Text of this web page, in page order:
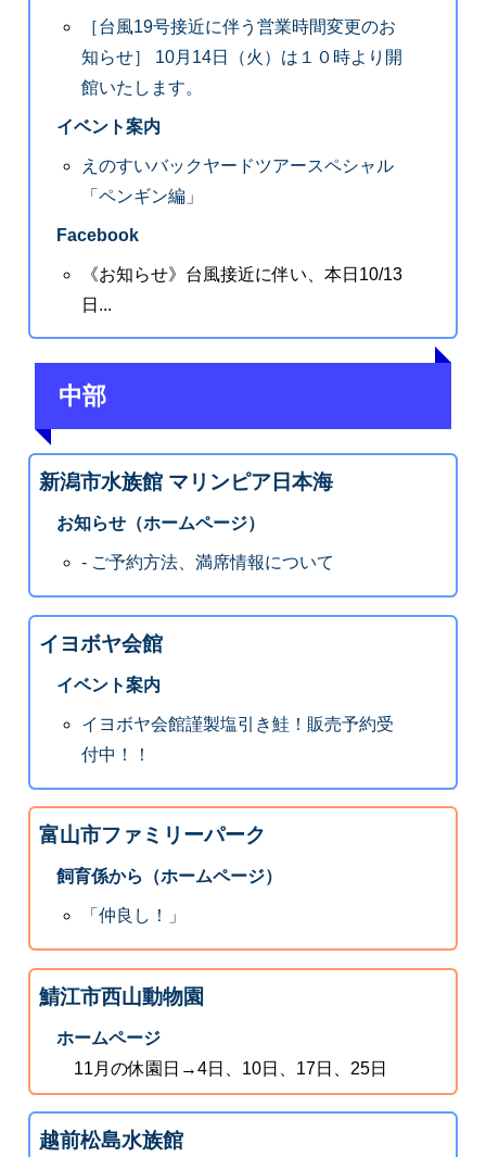
［台風19号接近に伴う営業時間変更のお
知らせ］ 10月14日（火）は１０時より開
館いたします。
イベント案内
えのすいバックヤードツアースペシャル
「ペンギン編」
Facebook
《お知らせ》台風接近に伴い、本日10/13
日...
中部
新潟市水族館 マリンピア日本海
お知らせ（ホームページ）
- ご予約方法、満席情報について
イヨボヤ会館
イベント案内
イヨボヤ会館謹製塩引き鮭！販売予約受
付中！！
富山市ファミリーパーク
飼育係から（ホームページ）
「仲良し！」
鯖江市西山動物園
ホームページ
11月の休園日→4日、10日、17日、25日
越前松島水族館